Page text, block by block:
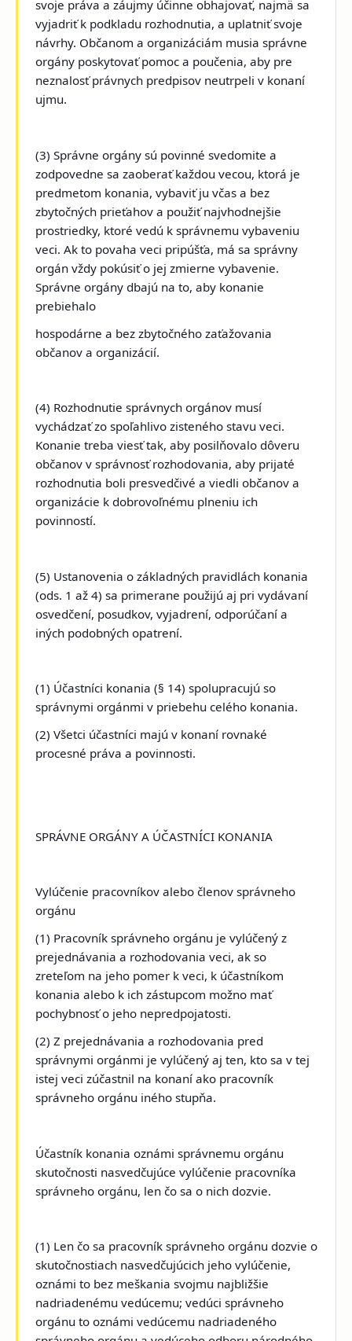
svoje práva a záujmy účinne obhajovať, najmä sa
vyjadriť k podkladu rozhodnutia, a uplatniť svoje
návrhy. Občanom a organizáciám musia správne
orgány poskytovať pomoc a poučenia, aby pre
neznalosť právnych predpisov neutrpeli v konaní
ujmu.
(3) Správne orgány sú povinné svedomite a
zodpovedne sa zaoberať každou vecou, ktorá je
predmetom konania, vybaviť ju včas a bez
zbytočných prieťahov a použiť najvhodnejšie
prostriedky, ktoré vedú k správnemu vybaveniu
veci. Ak to povaha veci pripúšťa, má sa správny
orgán vždy pokúsiť o jej zmierne vybavenie.
Správne orgány dbajú na to, aby konanie
prebiehalo
hospodárne a bez zbytočného zaťažovania
občanov a organizácií.
(4) Rozhodnutie správnych orgánov musí
vychádzať zo spoľahlivo zisteného stavu veci.
Konanie treba viesť tak, aby posilňovalo dôveru
občanov v správnosť rozhodovania, aby prijaté
rozhodnutia boli presvedčivé a viedli občanov a
organizácie k dobrovoľnému plneniu ich
povinností.
(5) Ustanovenia o základných pravidlách konania
(ods. 1 až 4) sa primerane použijú aj pri vydávaní
osvedčení, posudkov, vyjadrení, odporúčaní a
iných podobných opatrení.
(1) Účastníci konania (§ 14) spolupracujú so
správnymi orgánmi v priebehu celého konania.
(2) Všetci účastníci majú v konaní rovnaké
procesné práva a povinnosti.
SPRÁVNE ORGÁNY A ÚČASTNÍCI KONANIA
Vylúčenie pracovníkov alebo členov správneho
orgánu
(1) Pracovník správneho orgánu je vylúčený z
prejednávania a rozhodovania veci, ak so
zreteľom na jeho pomer k veci, k účastníkom
konania alebo k ich zástupcom možno mať
pochybnosť o jeho nepredpojatosti.
(2) Z prejednávania a rozhodovania pred
správnymi orgánmi je vylúčený aj ten, kto sa v tej
istej veci zúčastnil na konaní ako pracovník
správneho orgánu iného stupňa.
Účastník konania oznámi správnemu orgánu
skutočnosti nasvedčujúce vylúčenie pracovníka
správneho orgánu, len čo sa o nich dozvie.
(1) Len čo sa pracovník správneho orgánu dozvie o
skutočnostiach nasvedčujúcich jeho vylúčenie,
oznámi to bez meškania svojmu najbližšie
nadriadenému vedúcemu; vedúci správneho
orgánu to oznámi vedúcemu nadriadeného